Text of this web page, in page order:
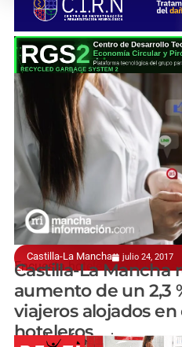
Castilla-La Mancha julio 24, 2017
Encuesta hotelera del INE
Castilla-La Mancha
aumento de un 2,3
viajeros alojados
hoteleros
manchainformacion.com